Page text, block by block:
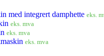
med integrert damphette eks.
eks. mva
eks. mva
eks. mva